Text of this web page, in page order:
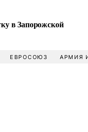
в Запорожской
ЕВРОСОЮЗ АРМИЯ